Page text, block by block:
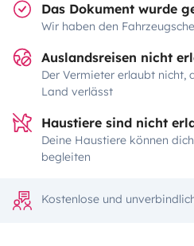
Das Dokument wurde
Wir haben den
Auslandsreisen nicht
Der Vermieter erlaubt nicht,
Land verlässt
Haustiere sind nicht
Deine Haustiere können
begleiten
Kostenlose und